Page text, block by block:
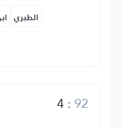
الطبري
4:92